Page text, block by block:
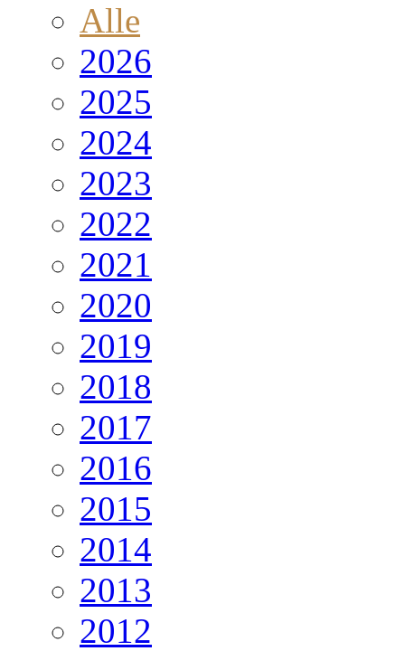
Alle
2026
2025
2024
2023
2022
2021
2020
2019
2018
2017
2016
2015
2014
2013
2012